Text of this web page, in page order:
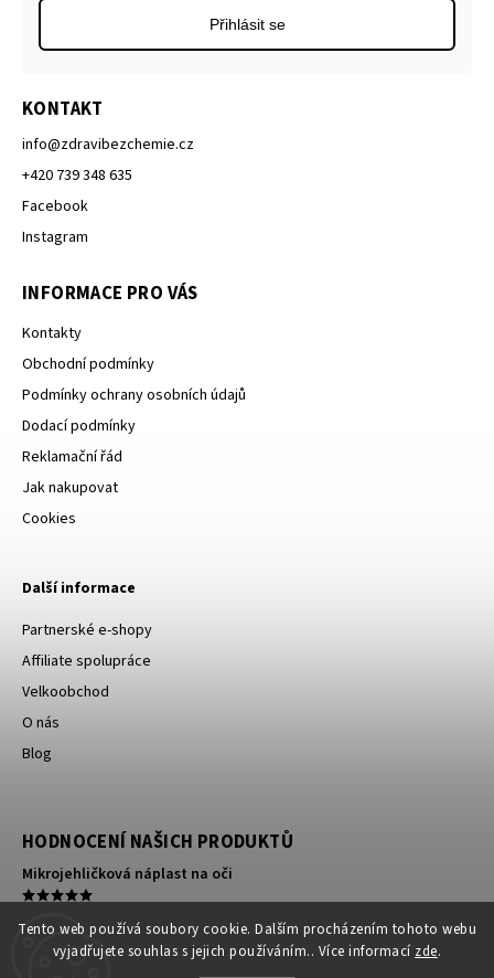
Tento web používá soubory cookie. Dalším procházením tohoto webu
vyjadřujete souhlas s jejich používáním.. Více informací zde.
KONTAKT
info@zdravibezchemie.cz
+420 739 348 635
Facebook
Instagram
INFORMACE PRO VÁS
Kontakty
Obchodní podmínky
Podmínky ochrany osobních údajů
Dodací podmínky
Reklamační řád
Jak nakupovat
Cookies
Přihlásit se
Další informace
Partnerské e-shopy
Affiliate spolupráce
Velkoobchod
O nás
Blog
HODNOCENÍ NAŠICH PRODUKTŮ
Mikrojehličková náplast na oči
Kompresní ortéza na koleno